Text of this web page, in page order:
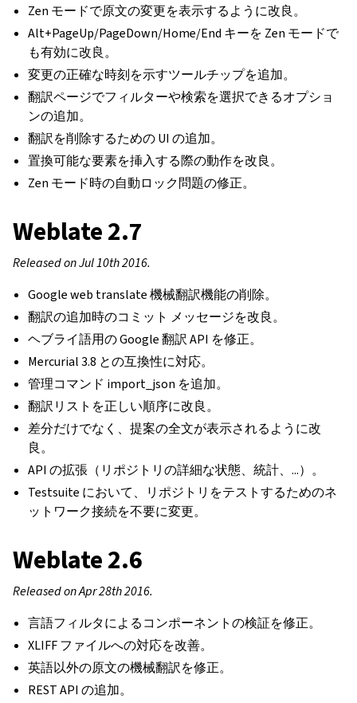
Zen モードで原文の変更を表示するように改良。
Alt+PageUp/PageDown/Home/End キーを Zen モードで
も有効に改良。
変更の正確な時刻を示すツールチップを追加。
翻訳ページでフィルターや検索を選択できるオプショ
ンの追加。
翻訳を削除するための UI の追加。
置換可能な要素を挿入する際の動作を改良。
Zen モード時の自動ロック問題の修正。
Weblate 2.7
Released on Jul 10th 2016.
Google web translate 機械翻訳機能の削除。
翻訳の追加時のコミット メッセージを改良。
ヘブライ語用の Google 翻訳 API を修正。
Mercurial 3.8 との互換性に対応。
管理コマンド import_json を追加。
翻訳リストを正しい順序に改良。
差分だけでなく、提案の全文が表示されるように改
良。
API の拡張（リポジトリの詳細な状態、統計、...）。
Testsuite において、リポジトリをテストするためのネ
ットワーク接続を不要に変更。
Weblate 2.6
Released on Apr 28th 2016.
言語フィルタによるコンポーネントの検証を修正。
XLIFF ファイルへの対応を改善。
英語以外の原文の機械翻訳を修正。
REST API の追加。